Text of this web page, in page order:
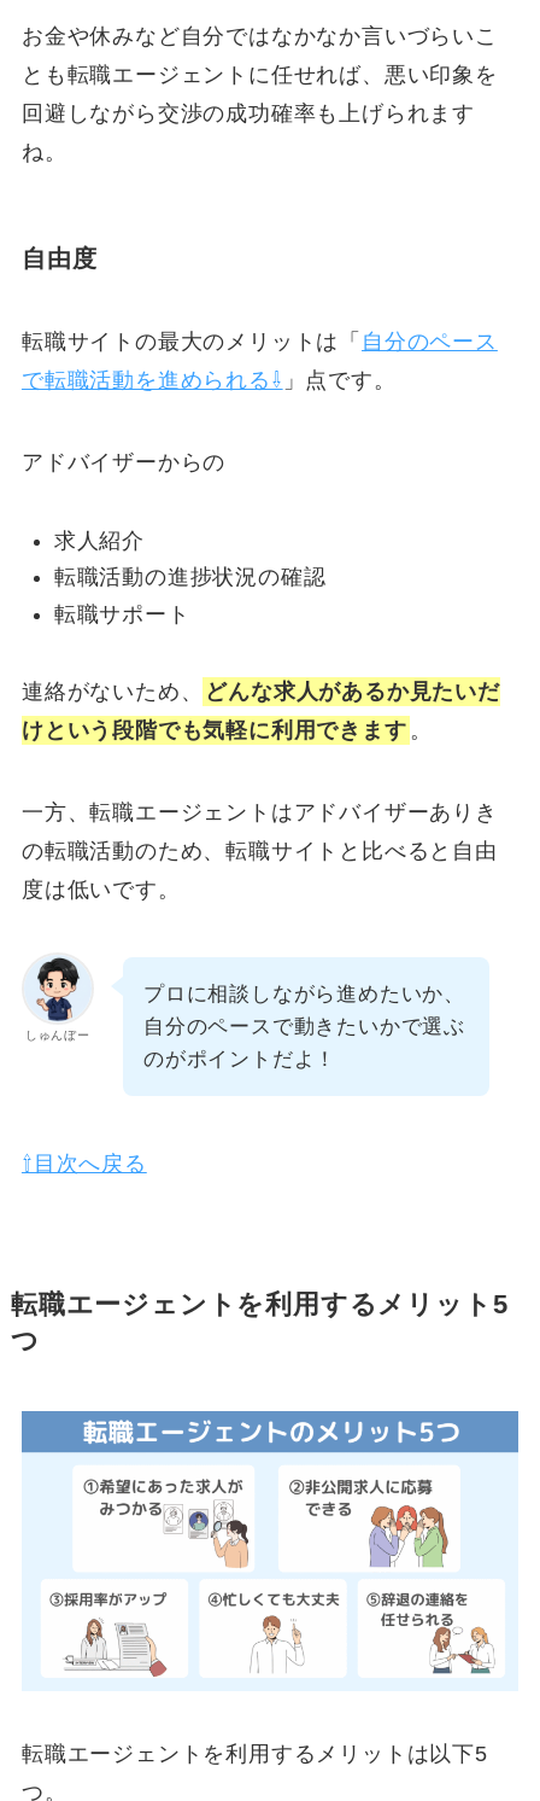
お金や休みなど自分ではなかなか言いづらいこ
とも転職エージェントに任せれば、悪い印象を
回避しながら交渉の成功確率も上げられます
ね。
自由度
転職サイトの最大のメリットは「 自分のペース
で転職活動を進められる⇩ 」点です。
アドバイザーからの
求人紹介
転職活動の進捗状況の確認
転職サポート
連絡がないため、
どんな求人があるか見たいだ
けという段階でも気軽に利用できます 。
一方、転職エージェントはアドバイザーありき
の転職活動のため、転職サイトと比べると自由
度は低いです。
しゅんぼー
プロに相談しながら進めたいか、
自分のペースで動きたいかで選ぶ
のがポイントだよ！
⇧目次へ戻る
転職エージェントを利用するメリット5
つ
転職エージェントを利用するメリットは以下5
つ。